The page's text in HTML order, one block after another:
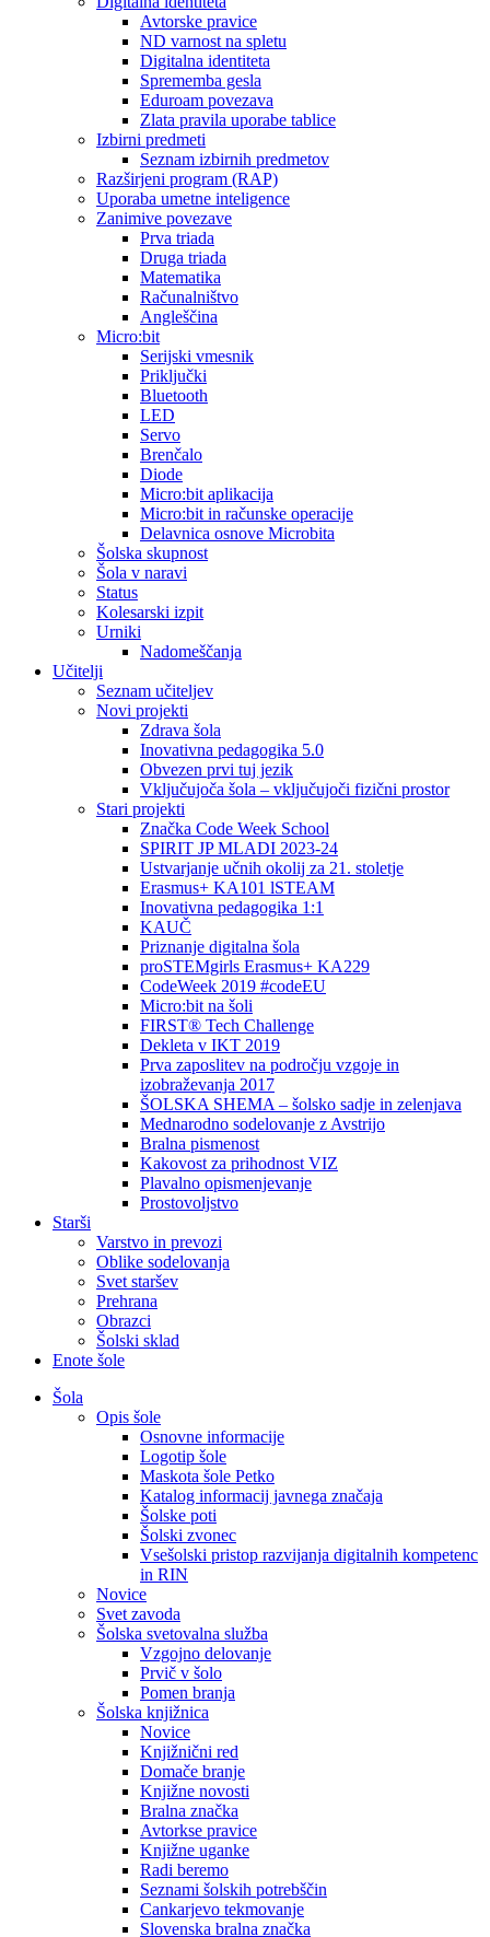
Avtorske pravice
ND varnost na spletu
Digitalna identiteta
Sprememba gesla
Eduroam povezava
Zlata pravila uporabe tablice
Izbirni predmeti
Seznam izbirnih predmetov
Razširjeni program (RAP)
Uporaba umetne inteligence
Zanimive povezave
Prva triada
Druga triada
Matematika
Računalništvo
Angleščina
Micro:bit
Serijski vmesnik
Priključki
Bluetooth
LED
Servo
Brenčalo
Diode
Micro:bit aplikacija
Micro:bit in računske operacije
Delavnica osnove Microbita
Šolska skupnost
Šola v naravi
Status
Kolesarski izpit
Urniki
Nadomeščanja
Učitelji
Seznam učiteljev
Novi projekti
Zdrava šola
Inovativna pedagogika 5.0
Obvezen prvi tuj jezik
Vključujoča šola – vključujoči fizični prostor
Stari projekti
Značka Code Week School
SPIRIT JP MLADI 2023-24
Ustvarjanje učnih okolij za 21. stoletje
Erasmus+ KA101 lSTEAM
Inovativna pedagogika 1:1
KAUČ
Priznanje digitalna šola
proSTEMgirls Erasmus+ KA229
CodeWeek 2019 #codeEU
Micro:bit na šoli
FIRST® Tech Challenge
Dekleta v IKT 2019
Prva zaposlitev na področju vzgoje in
izobraževanja 2017
ŠOLSKA SHEMA – šolsko sadje in zelenjava
Mednarodno sodelovanje z Avstrijo
Bralna pismenost
Kakovost za prihodnost VIZ
Plavalno opismenjevanje
Prostovoljstvo
Starši
Varstvo in prevozi
Oblike sodelovanja
Svet staršev
Prehrana
Obrazci
Šolski sklad
Enote šole
Šola
Opis šole
Osnovne informacije
Logotip šole
Maskota šole Petko
Katalog informacij javnega značaja
Šolske poti
Šolski zvonec
Vsešolski pristop razvijanja digitalnih kompetenc
in RIN
Novice
Svet zavoda
Šolska svetovalna služba
Vzgojno delovanje
Prvič v šolo
Pomen branja
Šolska knjižnica
Novice
Knjižnični red
Domače branje
Knjižne novosti
Bralna značka
Avtorkse pravice
Knjižne uganke
Radi beremo
Seznami šolskih potrebščin
Cankarjevo tekmovanje
Slovenska bralna značka